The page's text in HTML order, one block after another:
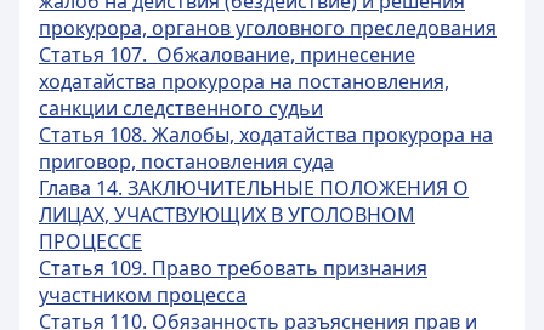
прокурора, органов уголовного преследования
Статья 107. Обжалование, принесение
ходатайства прокурора на постановления,
санкции следственного судьи
Статья 108. Жалобы, ходатайства прокурора на
приговор, постановления суда
Глава 14. ЗАКЛЮЧИТЕЛЬНЫЕ ПОЛОЖЕНИЯ О
ЛИЦАХ, УЧАСТВУЮЩИХ В УГОЛОВНОМ
ПРОЦЕССЕ
Статья 109. Право требовать признания
участником процесса
Статья 110. Обязанность разъяснения прав и